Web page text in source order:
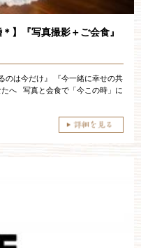
】『写真撮影＋ご会食』
は今だけ』 『今一緒に幸せの共
へ 写真と会食で「今この時」に